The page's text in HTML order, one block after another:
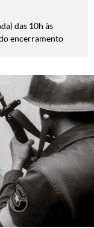
das 10h às
encerramento